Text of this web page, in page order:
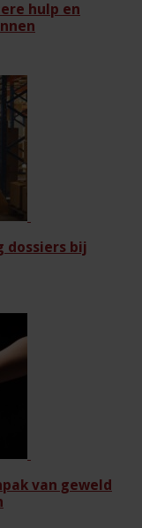
hulp en
dossiers bij
van geweld